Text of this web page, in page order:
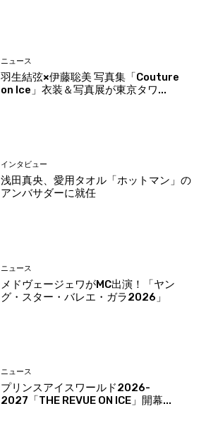
ニュース
羽生結弦×伊藤聡美 写真集「Couture
on Ice」衣装＆写真展が東京タワ...
インタビュー
浅田真央、愛用タオル「ホットマン」の
アンバサダーに就任
ニュース
メドヴェージェワがMC出演！「ヤン
グ・スター・バレエ・ガラ2026」
ニュース
プリンスアイスワールド2026-
2027「THE REVUE ON ICE」開幕...